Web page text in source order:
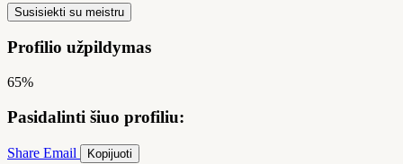
Susisiekti su meistru
Profilio užpildymas
65%
Pasidalinti šiuo profiliu:
Share Email Kopijuoti